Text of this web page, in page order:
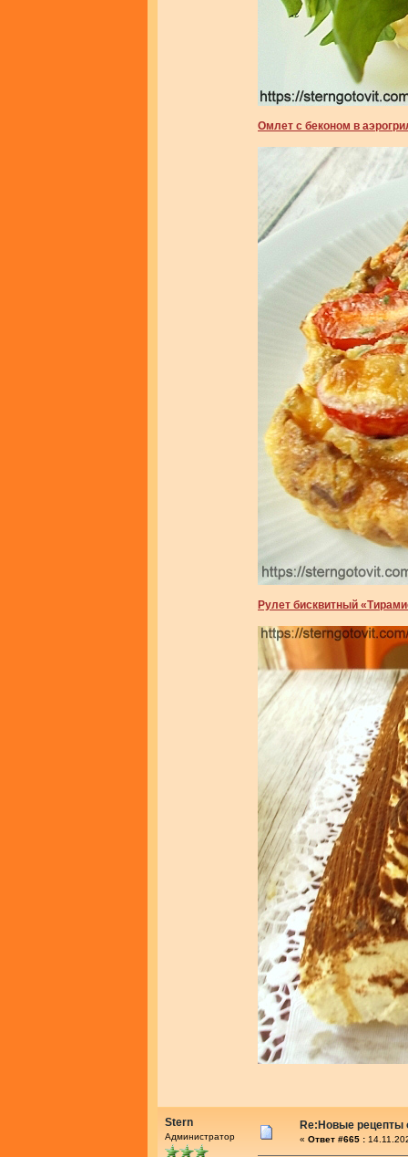
Омлет с беконом в
Рулет бисквитный
Stern
Администратор
Re:Новые рецепты
« Ответ #665 :